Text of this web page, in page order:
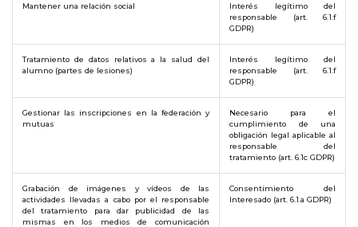
Mantener una relación social
Interés legítimo del
responsable (art. 6.1.f
GDPR)
Tratamiento de datos relativos a la salud del
alumno (partes de lesiones)
Interés legítimo del
responsable (art. 6.1.f
GDPR)
Gestionar las inscripciones en la federación y
mutuas
Necesario para el
cumplimiento de una
obligación legal aplicable al
responsable del
tratamiento (art. 6.1c GDPR)
Grabación de imágenes y vídeos de las
actividades llevadas a cabo por el responsable
del tratamiento para dar publicidad de las
mismas en los medios de comunicación
Consentimiento del
Interesado (art. 6.1.a GDPR)